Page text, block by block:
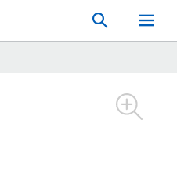
Search
Toggle
Mobile